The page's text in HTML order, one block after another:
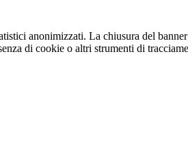
anonimizzati. La chiusura del
di cookie o altri strumenti di